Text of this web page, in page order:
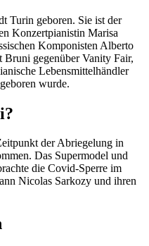
Turin geboren. Sie ist der
Konzertpianistin Marisa
Komponisten Alberto
gegenüber Vanity Fair,
Lebensmittelhändler
wurde.
der Abriegelung in
Das Supermodel und
die Covid-Sperre im
Nicolas Sarkozy und ihren